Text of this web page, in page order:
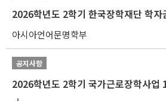
아시아언어문명학부
공지사항